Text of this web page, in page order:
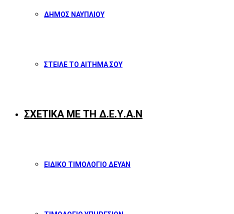
ΔΗΜΟΣ ΝΑΥΠΛΙΟΥ
ΣΤΕΙΛΕ ΤΟ ΑΙΤΗΜΑ ΣΟΥ
ΣΧΕΤΙΚΑ ΜΕ ΤΗ Δ.Ε.Υ.Α.Ν
ΕΙΔΙΚΟ ΤΙΜΟΛΟΓΙΟ ΔΕΥΑΝ